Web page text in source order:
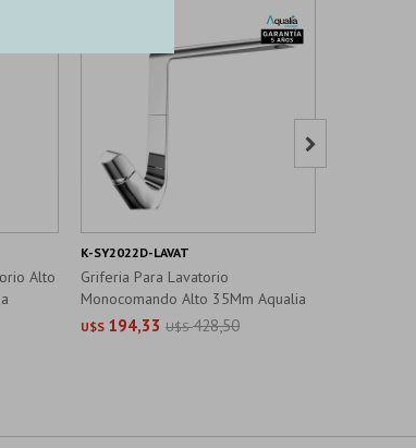
Alto
Griferia Para Lavatorio
Monocomando Alto 35Mm Aqualia
U$S 194,33 U$S 428,50
K-SY2022D-LAVAT
